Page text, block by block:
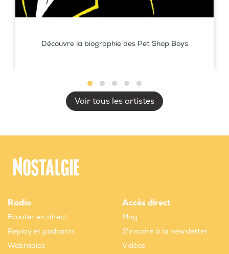
Découvre la biographie des Pet Shop Boys
Voir tous les artistes
Radio
Ecouter en direct
Replay et podcasts
Webradios
Accès direct
Mag
S'inscrire à la newsletter
Vidéos